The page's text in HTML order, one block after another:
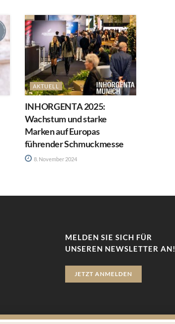
AKTUELL
INHORGENTA 2025:
Wachstum und starke
Marken auf Europas
führender Schmuckmesse
8. November 2024
MELDEN SIE SICH FÜR
UNSEREN NEWSLETTER AN!
JETZT ANMELDEN